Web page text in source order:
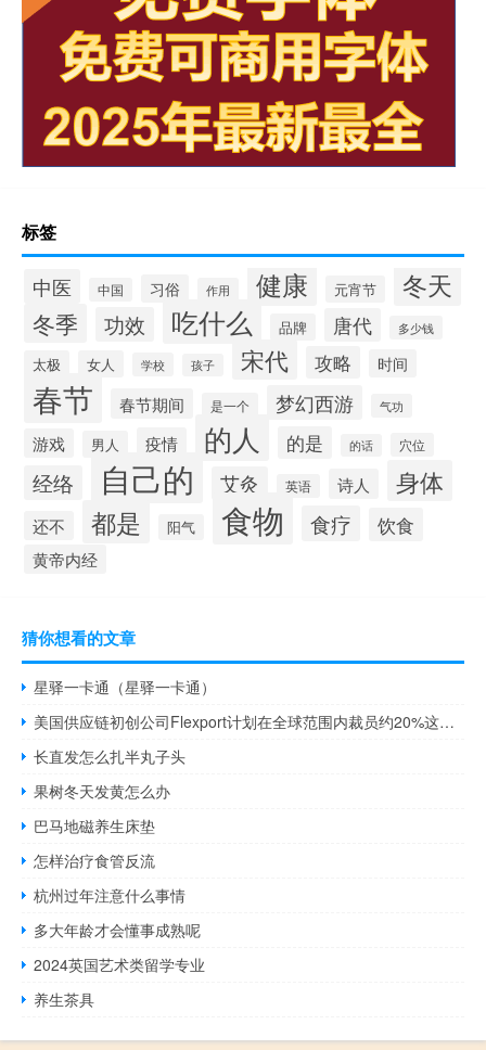
标签
中医 中国 习俗 作用 健康 元宵节 冬天
冬季 功效 吃什么 品牌 唐代 多少钱
太极 女人 学校 孩子 宋代 攻略 时间
春节 春节期间 是一个 梦幻西游 气功
游戏 男人 疫情 的人 的是 的话 穴位
经络 自己的 艾灸 英语 诗人 身体
还不 都是 阳气 食物 食疗 饮食
黄帝内经
猜你想看的文章
星驿一卡通（星驿一卡通）
美国供应链初创公司Flexport计划在全球范围内裁员约20%这是该公司新一轮裁员计划的部分内容预计将从10月13日开始实施
长直发怎么扎半丸子头
果树冬天发黄怎么办
巴马地磁养生床垫
怎样治疗食管反流
杭州过年注意什么事情
多大年龄才会懂事成熟呢
2024英国艺术类留学专业
养生茶具